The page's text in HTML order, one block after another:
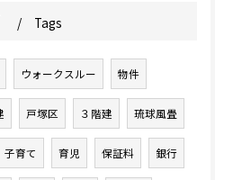
Tags
ウォークスルー 物件
戸塚区 ３階建 琉球風畳
子育て 育児 保証料 銀行